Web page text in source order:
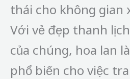
thái cho không gian
Với vẻ đẹp thanh
của chúng, hoa lan
phổ biến cho việc